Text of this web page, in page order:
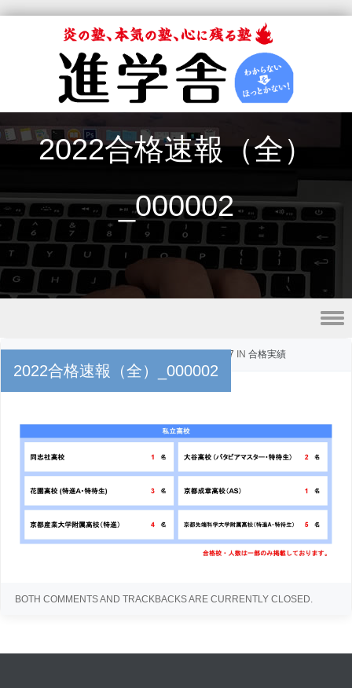
2022合格速報（全）
_000002
Skip to content
2022合格速報（全）_000002
2277 × 987 IN 合格実績
← Previous Next →
BOTH COMMENTS AND TRACKBACKS ARE CURRENTLY CLOSED.